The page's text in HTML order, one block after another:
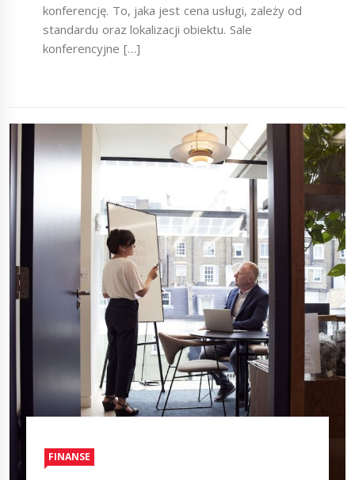
konferencję. To, jaka jest cena usługi, zależy od
standardu oraz lokalizacji obiektu. Sale
konferencyjne […]
FINANSE